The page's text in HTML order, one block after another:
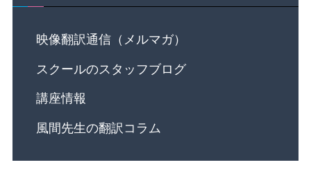
映像翻訳通信（メルマガ）
スクールのスタッフブログ
講座情報
風間先生の翻訳コラム